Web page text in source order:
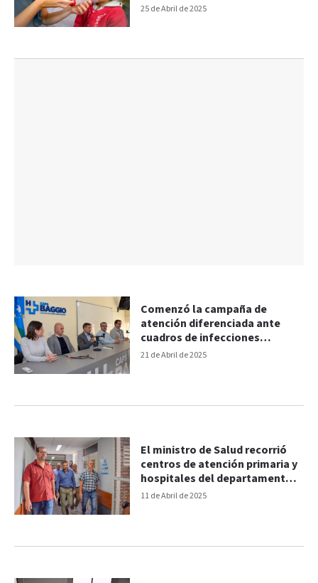
25 de Abril de 2025
21 de Abril de 2025
Comenzó la campaña de
atención diferenciada ante
cuadros de infecciones
respiratorias en menores de
11 de Abril de 2025
El ministro de Salud recorrió
centros de atención primaria y
hospitales del departamento
Concordia